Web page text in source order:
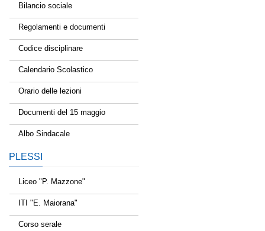
Bilancio sociale
Regolamenti e documenti
Codice disciplinare
Calendario Scolastico
Orario delle lezioni
Documenti del 15 maggio
Albo Sindacale
PLESSI
Liceo "P. Mazzone"
ITI "E. Maiorana"
Corso serale